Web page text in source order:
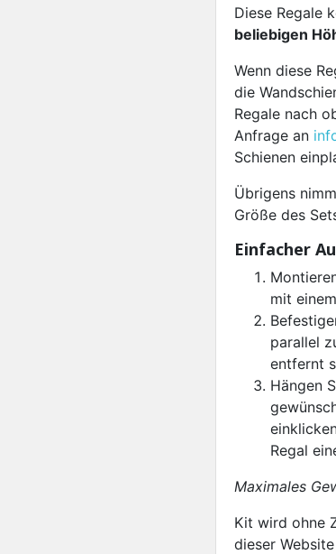
Diese Regale
beliebigen
Wenn diese
die
Regale nach
Anfrage an
Schienen
Übrigens
Größe des
Einfacher
mit
parallel
entfernt
Hängen
Regal
Maximales
Kit wird ohne
dieser